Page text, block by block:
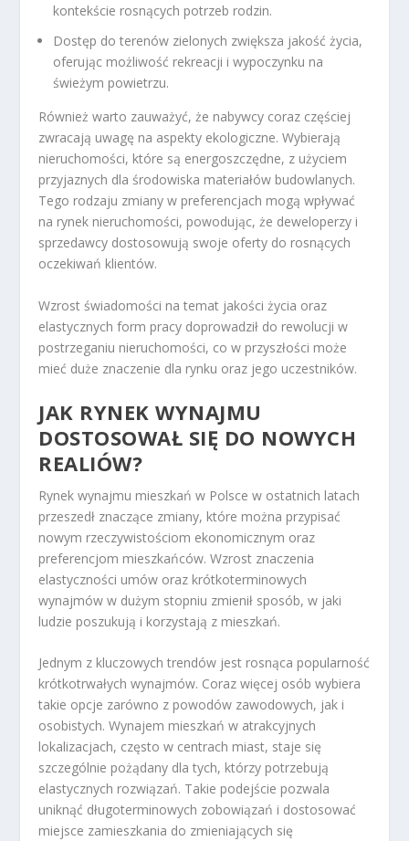
kontekście rosnących potrzeb rodzin.
Dostęp do terenów zielonych zwiększa jakość życia,
oferując możliwość rekreacji i wypoczynku na
świeżym powietrzu.
Również warto zauważyć, że nabywcy coraz częściej
zwracają uwagę na aspekty ekologiczne. Wybierają
nieruchomości, które są energoszczędne, z użyciem
przyjaznych dla środowiska materiałów budowlanych.
Tego rodzaju zmiany w preferencjach mogą wpływać
na rynek nieruchomości, powodując, że deweloperzy i
sprzedawcy dostosowują swoje oferty do rosnących
oczekiwań klientów.
Wzrost świadomości na temat jakości życia oraz
elastycznych form pracy doprowadził do rewolucji w
postrzeganiu nieruchomości, co w przyszłości może
mieć duże znaczenie dla rynku oraz jego uczestników.
JAK RYNEK WYNAJMU
DOSTOSOWAŁ SIĘ DO NOWYCH
REALIÓW?
Rynek wynajmu mieszkań w Polsce w ostatnich latach
przeszedł znaczące zmiany, które można przypisać
nowym rzeczywistościom ekonomicznym oraz
preferencjom mieszkańców. Wzrost znaczenia
elastyczności umów oraz krótkoterminowych
wynajmów w dużym stopniu zmienił sposób, w jaki
ludzie poszukują i korzystają z mieszkań.
Jednym z kluczowych trendów jest rosnąca popularność
krótkotrwałych wynajmów. Coraz więcej osób wybiera
takie opcje zarówno z powodów zawodowych, jak i
osobistych. Wynajem mieszkań w atrakcyjnych
lokalizacjach, często w centrach miast, staje się
szczególnie pożądany dla tych, którzy potrzebują
elastycznych rozwiązań. Takie podejście pozwala
uniknąć długoterminowych zobowiązań i dostosować
miejsce zamieszkania do zmieniających się